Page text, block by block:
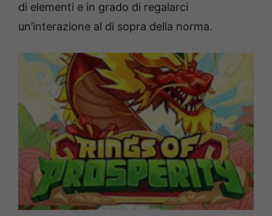
di elementi e in grado di regalarci
un’interazione al di sopra della norma.